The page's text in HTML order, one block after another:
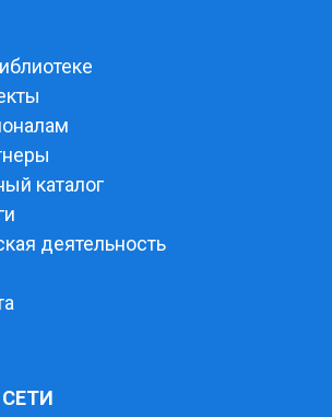
каталог
деятельность